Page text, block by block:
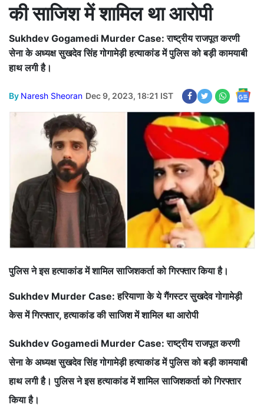
की साजिश में शामिल था आरोपी
Sukhdev Gogamedi Murder Case: राष्ट्रीय राजपूत करणी
सेना के अध्यक्ष सुखदेव सिंह गोगामेड़ी हत्याकांड में पुलिस को बड़ी कामयाबी
हाथ लगी है।
By Naresh Sheoran Dec 9, 2023, 18:21 IST
पुलिस ने इस हत्याकांड में शामिल साजिशकर्ता को गिरफ्तार किया है।
Sukhdev Murder Case: हरियाणा के ये गैंगस्टर सुखदेव गोगामेड़ी
केस में गिरफ्तार, हत्याकांड की साजिश में शामिल था आरोपी
Sukhdev Gogamedi Murder Case: राष्ट्रीय राजपूत करणी
सेना के अध्यक्ष सुखदेव सिंह गोगामेड़ी हत्याकांड में पुलिस को बड़ी कामयाबी
हाथ लगी है। पुलिस ने इस हत्याकांड में शामिल साजिशकर्ता को गिरफ्तार
किया है।